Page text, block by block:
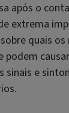
após o
extrema
quais
sinais e